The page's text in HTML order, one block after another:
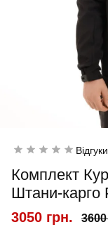
Комплект
Штани-карго
3050 грн.